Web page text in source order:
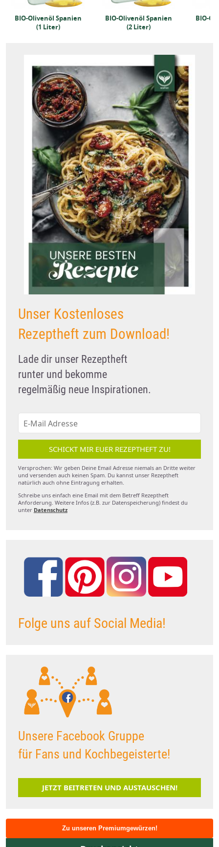
BIO-Olivenöl Spanien
(1 Liter)
BIO-Olivenöl Spanien
(2 Liter)
BIO-
Unser Kostenloses
Rezeptheft zum Download!
Lade dir unser Rezeptheft
runter und bekomme
regelmäßig neue Inspirationen.
SCHICKT MIR EUER REZEPTHEFT ZU!
Versprochen: Wir geben Deine Email Adresse niemals an Dritte weiter
und versenden auch keinen Spam. Du kannst unser Rezeptheft
natürlich auch ohne Eintragung erhalten.
Schreibe uns einfach eine Email mit dem Betreff Rezeptheft
Anforderung. Weitere Infos (z.B. zur Datenspeicherung) findest du
unter Datenschutz
Folge uns auf Social Media!
Unsere Facebook Gruppe
für Fans und Kochbegeisterte!
JETZT BEITRETEN UND AUSTAUSCHEN!
Zu unseren Premiumgewürzen!